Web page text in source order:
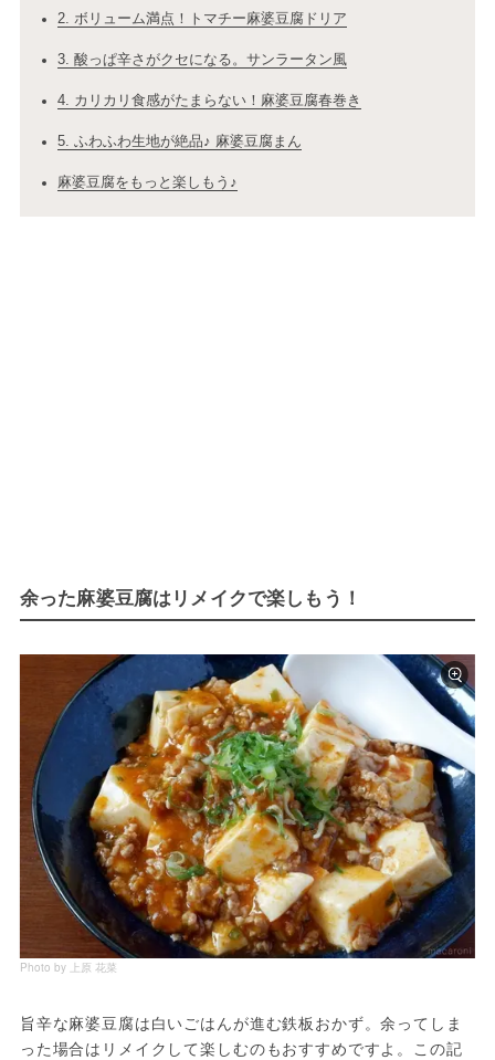
2. ボリューム満点！トマチー麻婆豆腐ドリア
3. 酸っぱ辛さがクセになる。サンラータン風
4. カリカリ食感がたまらない！麻婆豆腐春巻き
5. ふわふわ生地が絶品♪ 麻婆豆腐まん
麻婆豆腐をもっと楽しもう♪
余った麻婆豆腐はリメイクで楽しもう！
Photo by 上原 花菜
旨辛な麻婆豆腐は白いごはんが進む鉄板おかず。余ってしま
った場合はリメイクして楽しむのもおすすめですよ。この記